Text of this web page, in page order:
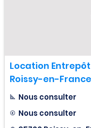
Location
Roissy-en-
Nous consulter
Nous consulter